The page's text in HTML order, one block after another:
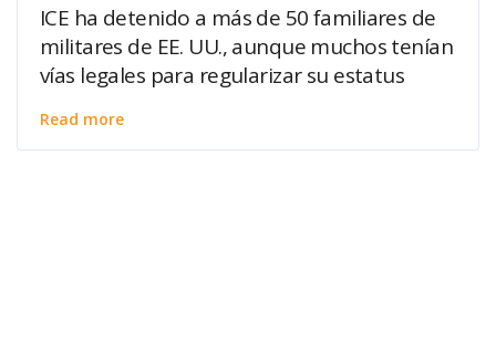
ICE ha detenido a más de 50 familiares de
militares de EE. UU., aunque muchos tenían
vías legales para regularizar su estatus
Read more